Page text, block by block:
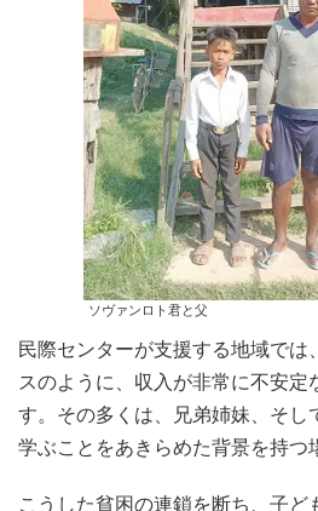
ソヴァンロト君と父
民際センターが支援する地域では
スのように、収入が非常に不安定
す。その多くは、兄弟姉妹、そし
学ぶことをあきらめた背景を持つ
こうした貧困の連鎖を断ち、子ど